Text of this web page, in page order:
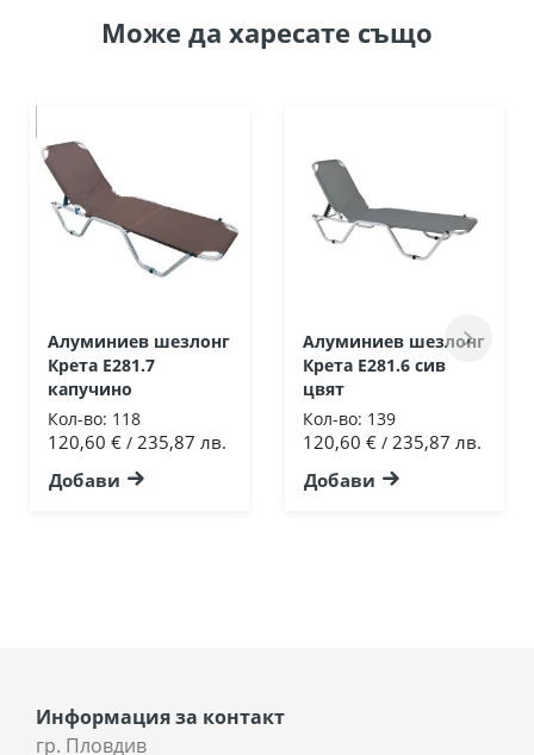
Може да харесате също
Алуминиев шезлонг
Крета Ε281.7
капучино
Кол-во: 118
120,60 € / 235,87 лв.
Добави
Алуминиев шезлонг
Крета Ε281.6 сив
цвят
Кол-во: 139
120,60 € / 235,87 лв.
Добави
Информация за контакт
гр. Пловдив